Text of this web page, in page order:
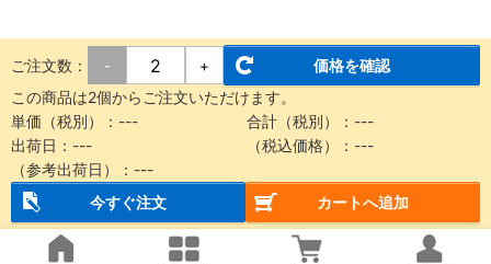
ご注文数： - +
価格を確認
この商品は2個からご注文いただけます。
単価（税別）： --- 合計（税別）： ---
出荷日： --- （税込価格）： ---
（参考出荷日）： ---
今すぐ注文
カートへ追加